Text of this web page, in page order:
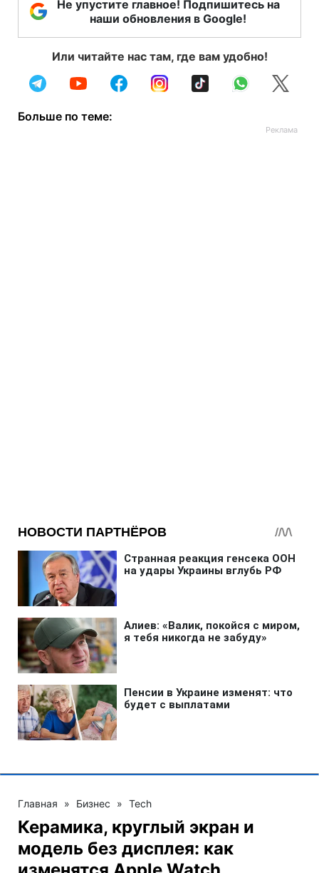
Не упустите главное! Подпишитесь на
наши обновления в Google!
Или читайте нас там, где вам удобно!
Больше по теме:
Главная » Бизнес » Tech
Керамика, круглый экран и
модель без дисплея: как